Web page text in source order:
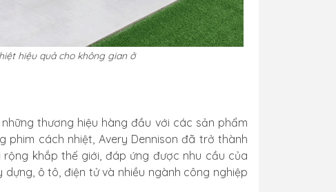
hiệu quả cho không gian ở
thương hiệu hàng đầu với các sản phẩm
cách nhiệt, Avery Dennison đã trở thành
khắp thế giới, đáp ứng được nhu cầu của
ô tô, điện tử và nhiều ngành công nghiệp